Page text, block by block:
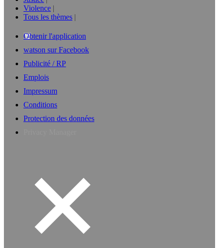
Violence
Tous les thèmes
Obtenir l'application
watson sur Facebook
Publicité / RP
Emplois
Impressum
Conditions
Protection des données